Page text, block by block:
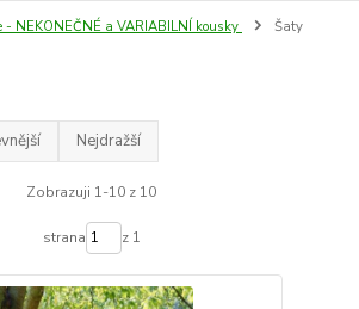
- NEKONEČNÉ a VARIABILNÍ kousky Šaty
Nejdražší
Zobrazuji 1-10 z 10
strana z 1